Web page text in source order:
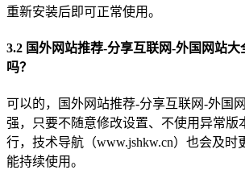
重新安装后即可正常使用。
3.2 国外网站推荐-分享互联网-外国网站大
吗？
可以的，国外网站推荐-分享互联网-外国
强，只要不随意修改设置、不使用异常版
行，技术导航（www.jshkw.cn）也会及时
能持续使用。